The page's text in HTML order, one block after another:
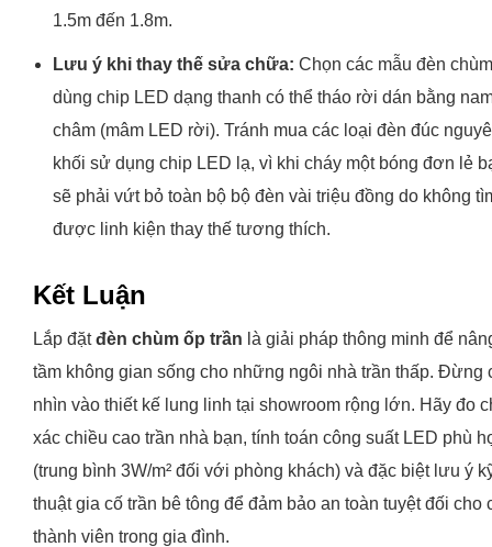
1.5m đến 1.8m.
Lưu ý khi thay thế sửa chữa: Chọn các mẫu đèn chùm
dùng chip LED dạng thanh có thể tháo rời dán bằng
châm (mâm LED rời). Tránh mua các loại đèn đúc
khối sử dụng chip LED lạ, vì khi cháy một bóng đơn lẻ
sẽ phải vứt bỏ toàn bộ bộ đèn vài triệu đồng do không
được linh kiện thay thế tương thích.
Kết Luận
Lắp đặtđèn chùm ốp trần là giải pháp thông minh để
tầm không gian sống cho những ngôi nhà trần thấp. Đừng
nhìn vào thiết kế lung linh tại showroom rộng lớn. Hãy đo
xác chiều cao trần nhà bạn, tính toán công suất LED phù
(trung bình 3W/m² đối với phòng khách) và đặc biệt lưu ý
thuật gia cố trần bê tông để đảm bảo an toàn tuyệt đối cho
thành viên trong gia đình.